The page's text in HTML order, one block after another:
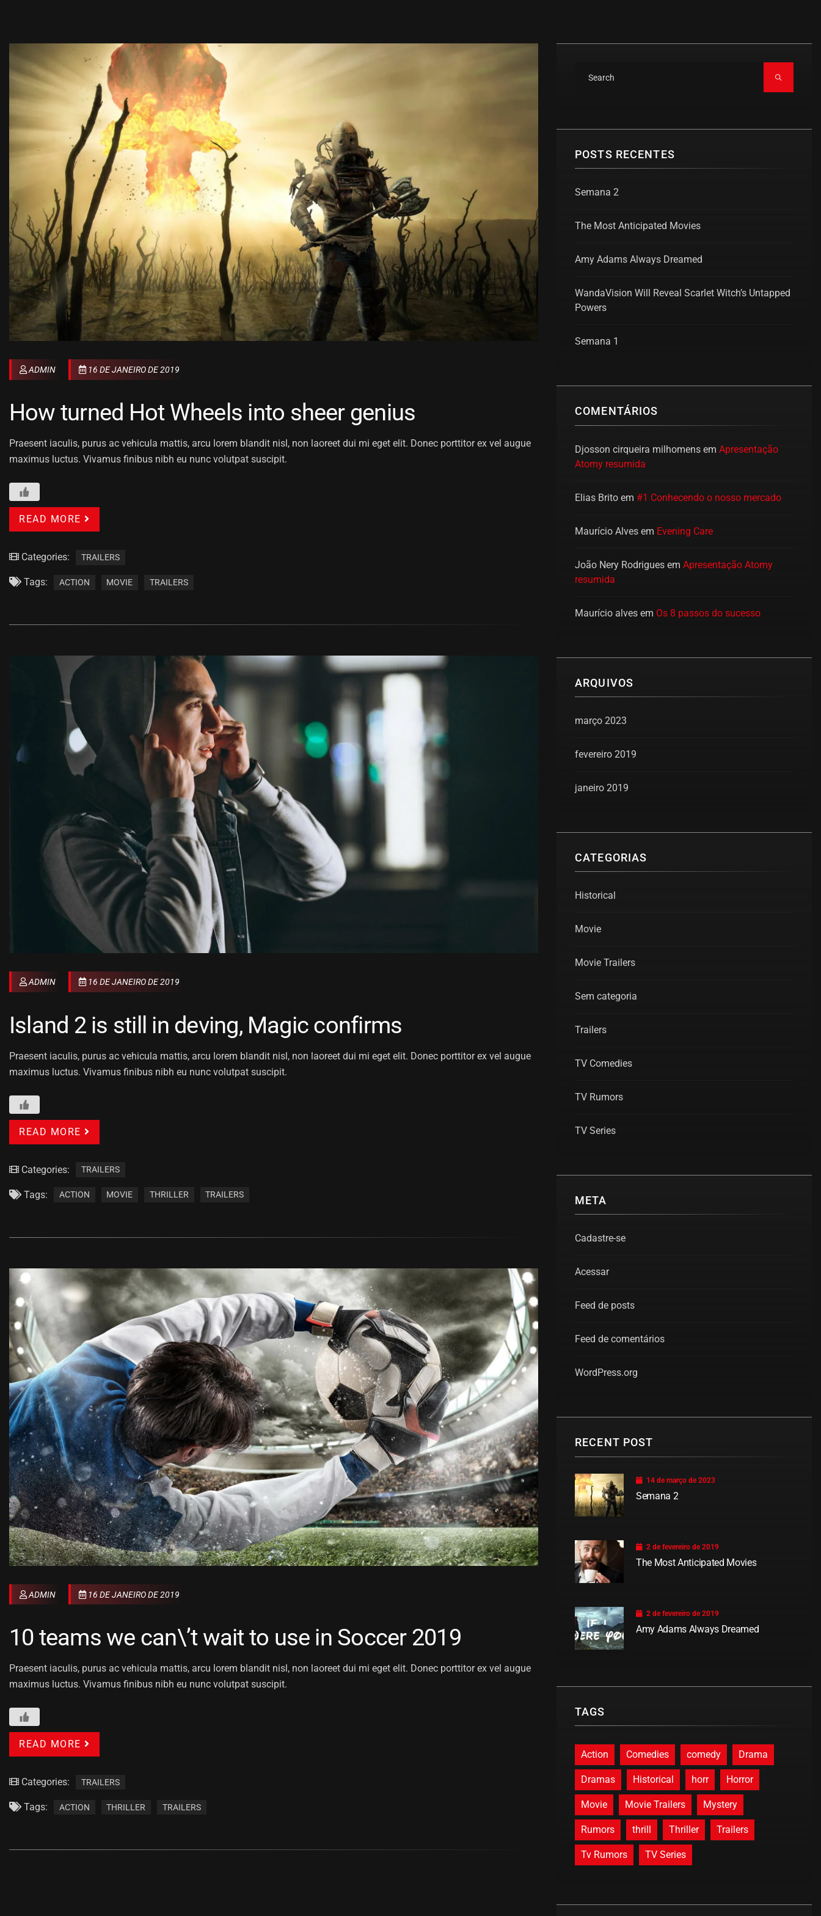
ADMIN 16 DE JANEIRO DE 2019
How turned Hot Wheels into sheer genius
Praesent iaculis, purus ac vehicula mattis, arcu lorem blandit nisl, non laoreet dui mi eget elit. Donec porttitor ex vel augue
maximus luctus. Vivamus finibus nibh eu nunc volutpat suscipit.
READ MORE
Categories: TRAILERS
Tags: ACTION MOVIE TRAILERS
ADMIN 16 DE JANEIRO DE 2019
Island 2 is still in deving, Magic confirms
Praesent iaculis, purus ac vehicula mattis, arcu lorem blandit nisl, non laoreet dui mi eget elit. Donec porttitor ex vel augue
maximus luctus. Vivamus finibus nibh eu nunc volutpat suscipit.
READ MORE
Categories: TRAILERS
Tags: ACTION MOVIE THRILLER TRAILERS
ADMIN 16 DE JANEIRO DE 2019
10 teams we can\’t wait to use in Soccer 2019
Praesent iaculis, purus ac vehicula mattis, arcu lorem blandit nisl, non laoreet dui mi eget elit. Donec porttitor ex vel augue
maximus luctus. Vivamus finibus nibh eu nunc volutpat suscipit.
READ MORE
Categories: TRAILERS
Tags: ACTION THRILLER TRAILERS
POSTS RECENTES
Semana 2
The Most Anticipated Movies
Amy Adams Always Dreamed
WandaVision Will Reveal Scarlet Witch’s Untapped
Powers
Semana 1
COMENTÁRIOS
Djosson cirqueira milhomens em Apresentação
Atomy resumida
Elias Brito em #1 Conhecendo o nosso mercado
Maurício Alves em Evening Care
João Nery Rodrigues em Apresentação Atomy
resumida
Maurício alves em Os 8 passos do sucesso
ARQUIVOS
março 2023
fevereiro 2019
janeiro 2019
CATEGORIAS
Historical
Movie
Movie Trailers
Sem categoria
Trailers
TV Comedies
TV Rumors
TV Series
META
Cadastre-se
Acessar
Feed de posts
Feed de comentários
WordPress.org
RECENT POST
14 de março de 2023
Semana 2
2 de fevereiro de 2019
The Most Anticipated Movies
2 de fevereiro de 2019
Amy Adams Always Dreamed
TAGS
Action Comedies comedy Drama
Dramas Historical horr Horror
Movie Movie Trailers Mystery
Rumors thrill Thriller Trailers
Tv Rumors TV Series